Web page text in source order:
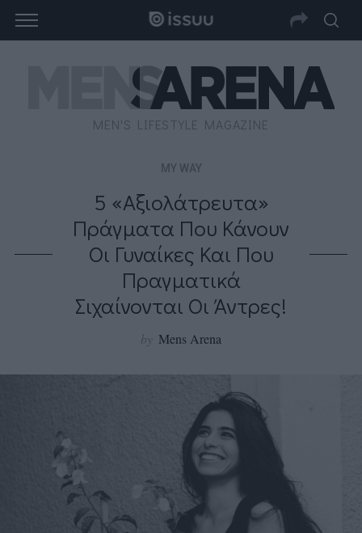
MEN'S LIFESTYLE MAGAZINE
MY WAY
5 «αξιολάτρευτα»
Πράγματα Που Κάνουν
Οι Γυναίκες Και Που
Πραγματικά
Σιχαίνονται Οι Άντρες!
by Mens Arena